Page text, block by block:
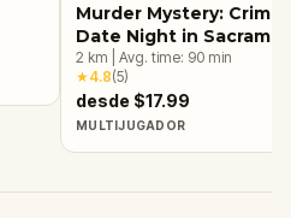
Murder Mystery: Crime
Date Night in
2 km Avg. time: 90 min
★4.8(5)
desde $17.99
MULTIJUGADOR